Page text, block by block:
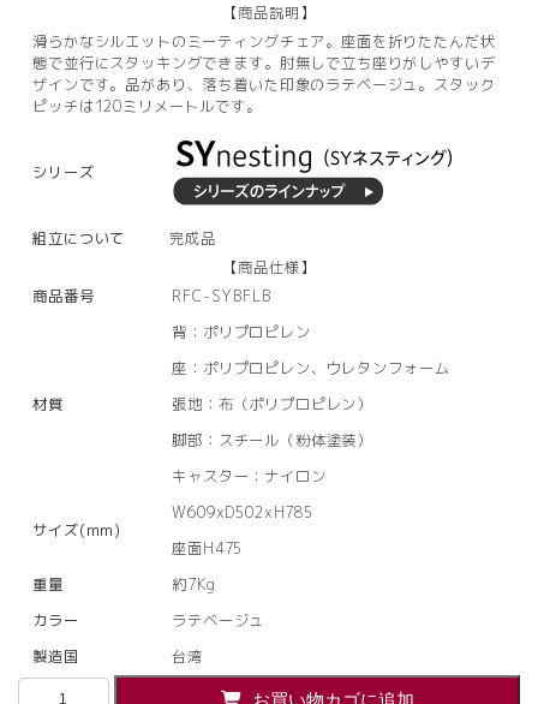
【商品説明】
滑らかなシルエットのミーティングチェア。座面を折りたたんだ状
態で並行にスタッキングできます。肘無しで立ち座りがしやすいデ
ザインです。品があり、落ち着いた印象のラテベージュ。スタック
ピッチは120ミリメートルです。
シリーズ
組立について
完成品
【商品仕様】
商品番号
RFC-SYBFLB
材質
背：ポリプロピレン
座：ポリプロピレン、ウレタンフォーム
張地：布（ポリプロピレン）
脚部：スチール（粉体塗装）
キャスター：ナイロン
サイズ(mm)
W609xD502xH785
座面H475
重量
約7Kg
カラー
ラテベージュ
製造国
台湾
【法